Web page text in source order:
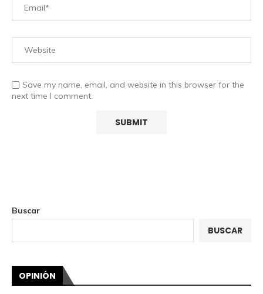
Save my name, email, and website in this browser for the
next time I comment.
Buscar
BUSCAR
OPINIÓN